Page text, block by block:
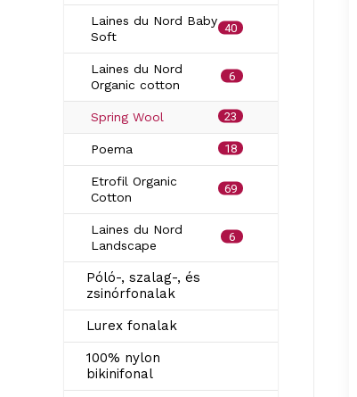
Laines du Nord Baby
Soft
40
Laines du Nord
Organic cotton
6
Spring Wool 23
Poema 18
Etrofil Organic
Cotton
69
Laines du Nord
Landscape
6
Póló-, szalag-, és
zsinórfonalak
Lurex fonalak
100% nylon
bikinifonal